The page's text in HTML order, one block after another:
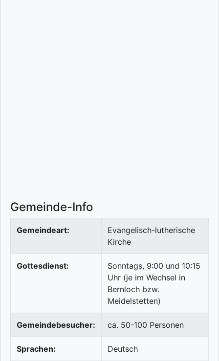
Gemeinde-Info
Gemeindeart:
Evangelisch-lutherische
Kirche
Gottesdienst:
Sonntags, 9:00 und 10:15
Uhr (je im Wechsel in
Bernloch bzw.
Meidelstetten)
Gemeindebesucher: ca. 50-100 Personen
Sprachen: Deutsch